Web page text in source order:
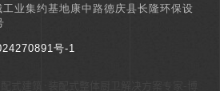
业集约基地康中路德庆县长隆环保设
号-1